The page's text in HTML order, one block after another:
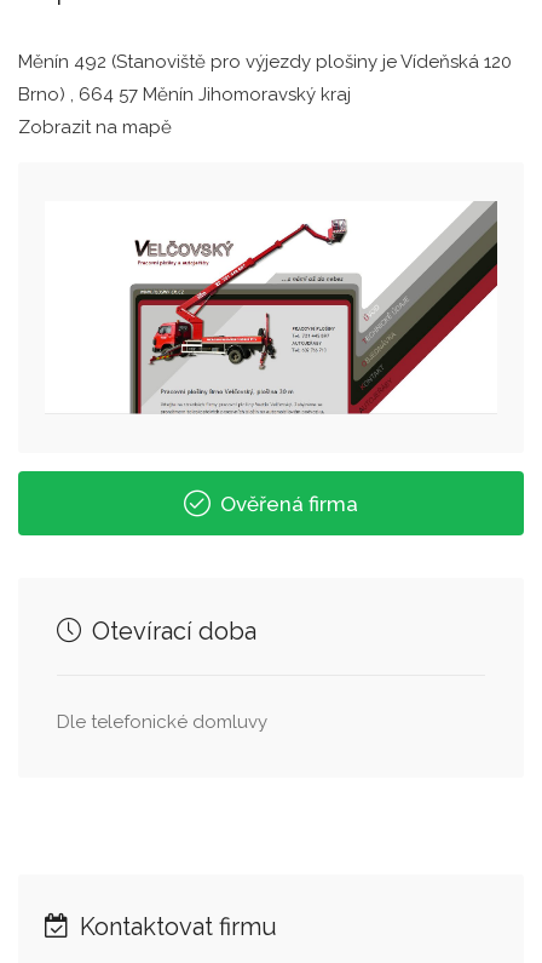
Měnín 492 (Stanoviště pro výjezdy plošiny je Vídeňská 120
Brno) , 664 57 Měnín Jihomoravský kraj
Zobrazit na mapě
Ověřená firma
Otevírací doba
Dle telefonické domluvy
Kontaktovat firmu